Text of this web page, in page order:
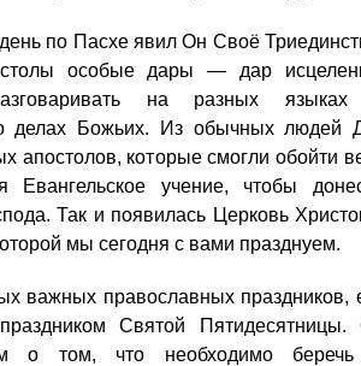
по Пасхе явил Он Своё
особые дары — дар
на разных
делах Божьих. Из обычных людей
апостолов, которые смогли обойти
Евангельское учение, чтобы
Так и появилась Церковь
мы сегодня с вами празднуем.
важных православных праздников,
Святой Пятидесятницы.
о том, что необходимо